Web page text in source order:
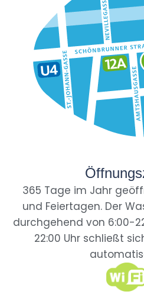
365 Tage im Jahr
und Feiertagen. Der
durchgehend von 6:00-
22:00 Uhr schließt